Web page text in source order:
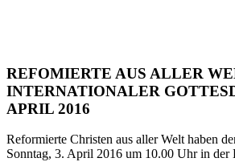
REFOMIERTE AUS ALLER
INTERNATIONALER
APRIL 2016
Reformierte Christen aus aller Welt haben
Sonntag, 3. April 2016 um 10.00 Uhr in der